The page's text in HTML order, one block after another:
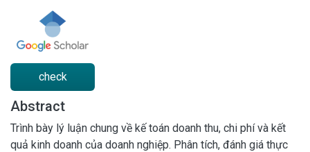
check
Abstract
Trình bày lý luận chung về kế toán doanh thu, chi phí và kết
quả kinh doanh của doanh nghiệp. Phân tích, đánh giá thực